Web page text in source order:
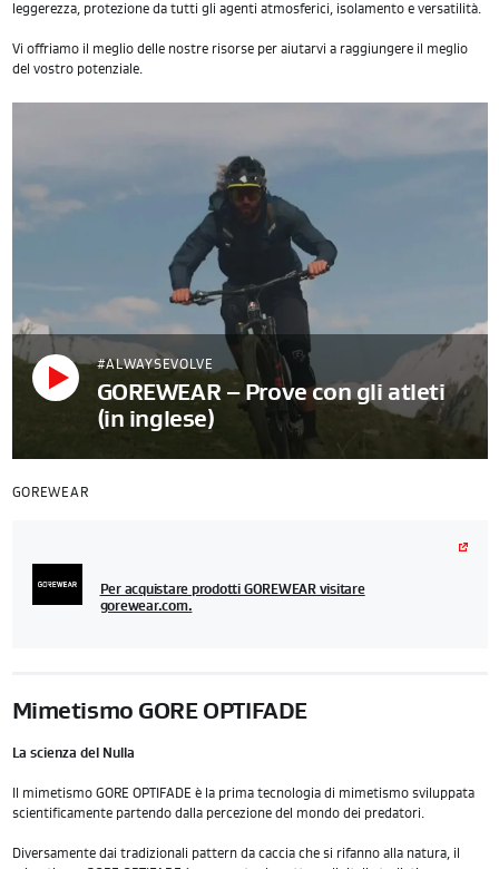
leggerezza, protezione da tutti gli agenti atmosferici, isolamento e versatilità.
Vi offriamo il meglio delle nostre risorse per aiutarvi a raggiungere il meglio
del vostro potenziale.
#ALWAYSEVOLVE
GOREWEAR – Prove con gli atleti
(in inglese)
GOREWEAR
Per acquistare prodotti GOREWEAR visitare
gorewear.com.
Mimetismo GORE OPTIFADE
La scienza del Nulla
Il mimetismo GORE OPTIFADE è la prima tecnologia di mimetismo sviluppata
scientificamente partendo dalla percezione del mondo dei predatori.
Diversamente dai tradizionali pattern da caccia che si rifanno alla natura, il